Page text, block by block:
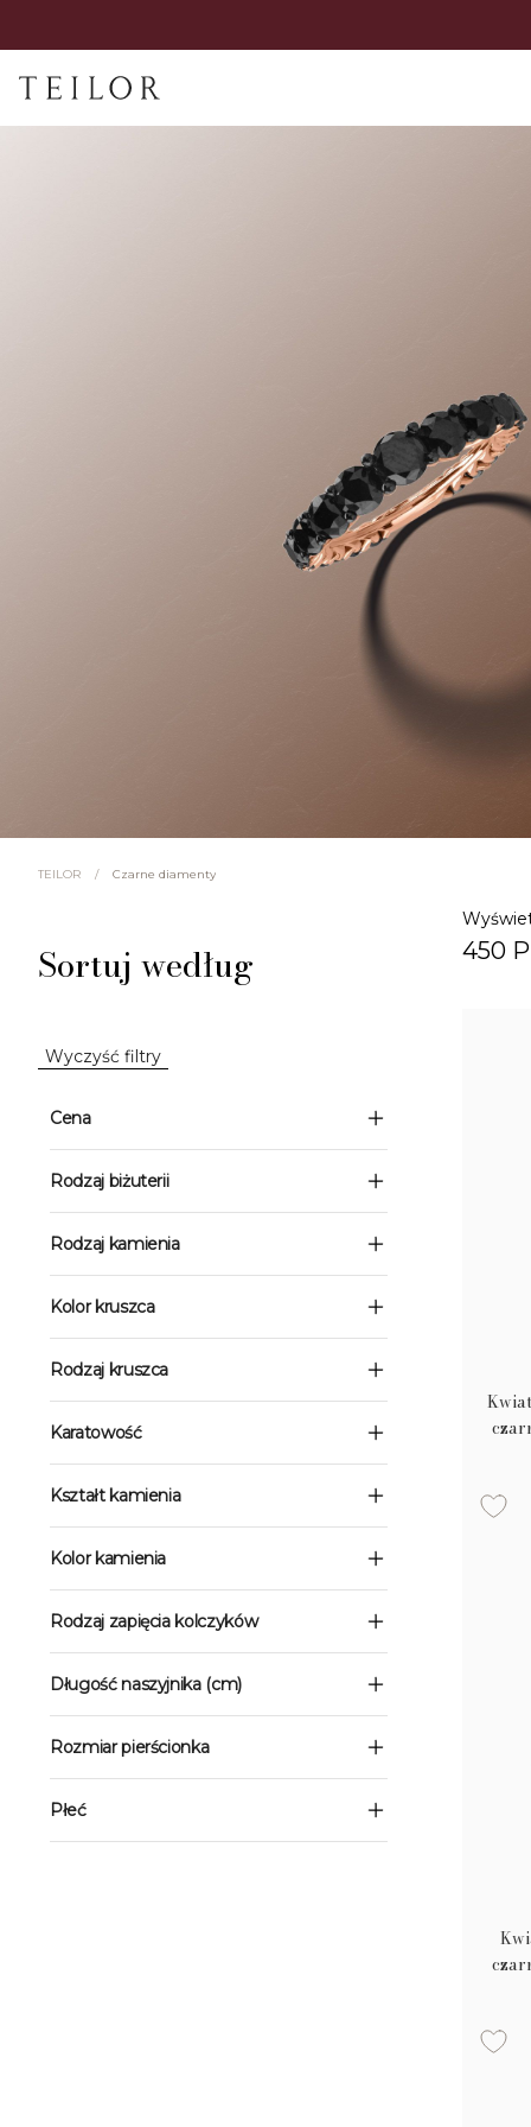
TEILOR / Czarne diamenty
450
Sortuj według
Wyczyść filtry
Cena
Rodzaj biżuterii
Rodzaj kamienia
Kolor kruszca
Rodzaj kruszca
Karatowość
Kształt kamienia
Kolor kamienia
Rodzaj zapięcia kolczyków
Długość naszyjnika (cm)
Rozmiar pierścionka
Płeć